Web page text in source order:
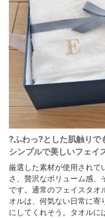
?ふわっ?とした肌触りで
シンプルで美しいフェイ
厳選した素材が使用されて
さ、贅沢なボリューム感、
です。通常のフェイスタオ
オルは、何気ない日常に寄
にしてくれそう。タオルに